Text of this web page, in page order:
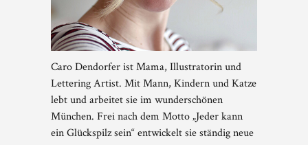
Caro Dendorfer ist Mama, Illustratorin und
Lettering Artist. Mit Mann, Kindern und Katze
lebt und arbeitet sie im wunderschönen
München. Frei nach dem Motto „Jeder kann
ein Glückspilz sein“ entwickelt sie ständig neue